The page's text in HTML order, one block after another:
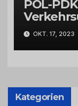
POL-
OKT. 17, 2023
Kategorien